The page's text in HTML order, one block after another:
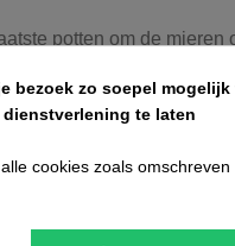
potten om de
op een dwaalspoor
bezoek zo soepel mogelijk
te laten
cookies zoals omschreven